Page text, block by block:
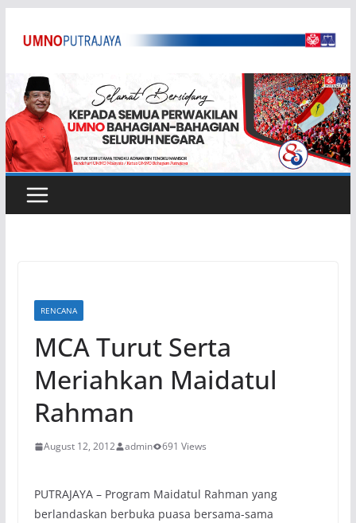
RENCANA
MCA Turut Serta
Meriahkan Maidatul
Rahman
August 12, 2012 admin 691 Views
PUTRAJAYA – Program Maidatul Rahman yang
berlandaskan berbuka puasa bersama-sama